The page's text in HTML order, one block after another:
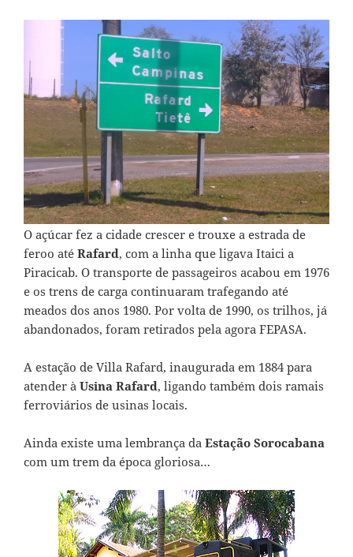
O açúcar fez a cidade crescer e trouxe a estrada de
feroo até Rafard, com a linha que ligava Itaici a
Piracicab. O transporte de passageiros acabou em 1976
e os trens de carga continuaram trafegando até
meados dos anos 1980. Por volta de 1990, os trilhos, já
abandonados, foram retirados pela agora FEPASA.
A estação de Villa Rafard, inaugurada em 1884 para
atender à Usina Rafard, ligando também dois ramais
ferroviários de usinas locais.
Ainda existe uma lembrança da Estação Sorocabana
com um trem da época gloriosa…